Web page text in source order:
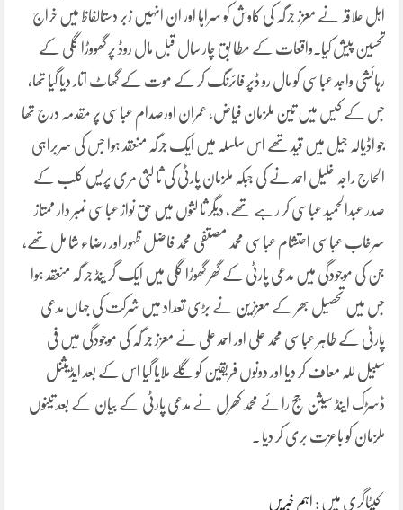
اہل علاقہ نے معزز جرگہ کی کاوش کو سراہا اور ان انہیں زبر دستالفاظ میں خراج
تحسین پیش کیا۔واقعات کے مطا بق چار سال قبل مال روڈ پر گھووڑا گلی کے
رہائشی واجد عباسی کو مال رو ڈپر فائرنگ کر کے موت کے گھاٹ اتار دیا گیا تھا،
جس کے کیس میں تین ملزمان فیاض، عمران اورصدام عباسی پر مقدمہ درج تھا
جو اڈیالہ جیل میں قید تھے اس سلسلہ میں ایک جرگہ منعقد ہوا جس کی سربراہی
الحاج راجہ خلیل احمد نے کی جبکہ ملزمان پارٹی کی ثا لثی مری پریس کلب کے
صدر عبدالحمید عباسی کر رہے تھے، دیگر ثا لثوں میں حق نواز عباسی نمبر دار ممتاز
سرخاب عباسی احتشام عباسی محمد مصتفی محمد فاضل ظہور اور رضاء شا مل تھے،
جن کی موجودگی میں مدعی پارٹی کے گھر گھوڑا گلی میں ایک گر ینڈ جر گہ منعقد ہوا
جس میں تحصیل بھر کے معززین نے بڑی تعداد میں شرکت کی جہاں مدعی
پارٹی کے طاہر عباسی محمد علی اور احمد علی نے معزز جر گہ کی موجودگی میں فی
سبیل للہ معاف کر دیا اور دونوں فریقین کو گلے ملایا گیا اس کے بعد ایڈیثنل
ڈسڑک اینڈ سیثن جج رائے محمد کھرل نے مدعی پارٹی کے بیان کے بعد تینوں
ملزمان کو باعزت بری کر دیا ۔
کیٹاگری میں : اہم خبریں